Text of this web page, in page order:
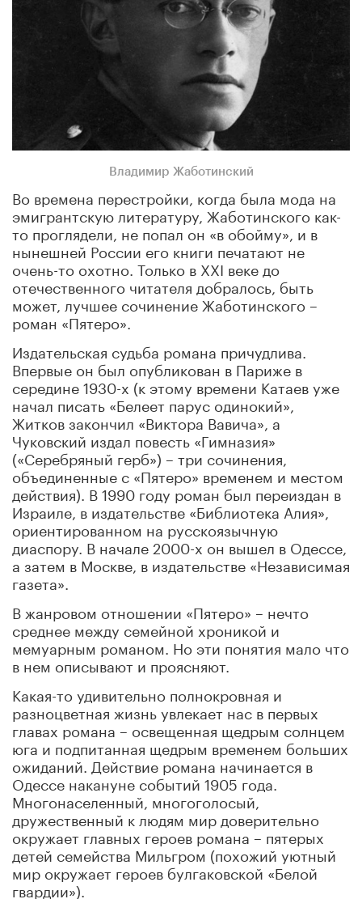
Владимир Жаботинский
Во времена перестройки, когда была мода на
эмигрантскую литературу, Жаботинского как-
то проглядели, не попал он «в обойму», и в
нынешней России его книги печатают не
очень-то охотно. Только в XXI веке до
отечественного читателя добралось, быть
может, лучшее сочинение Жаботинского –
роман «Пятеро».
Издательская судьба романа причудлива.
Впервые он был опубликован в Париже в
середине 1930-х (к этому времени Катаев уже
начал писать «Белеет парус одинокий»,
Житков закончил «Виктора Вавича», а
Чуковский издал повесть «Гимназия»
(«Серебряный герб») – три сочинения,
объединенные с «Пятеро» временем и местом
действия). В 1990 году роман был переиздан в
Израиле, в издательстве «Библиотека Алия»,
ориентированном на русскоязычную
диаспору. В начале 2000-х он вышел в Одессе,
а затем в Москве, в издательстве «Независимая
газета».
В жанровом отношении «Пятеро» – нечто
среднее между семейной хроникой и
мемуарным романом. Но эти понятия мало что
в нем описывают и проясняют.
Какая-то удивительно полнокровная и
разноцветная жизнь увлекает нас в первых
главах романа – освещенная щедрым солнцем
юга и подпитанная щедрым временем больших
ожиданий. Действие романа начинается в
Одессе накануне событий 1905 года.
Многонаселенный, многоголосый,
дружественный к людям мир доверительно
окружает главных героев романа – пятерых
детей семейства Мильгром (похожий уютный
мир окружает героев булгаковской «Белой
гвардии»).